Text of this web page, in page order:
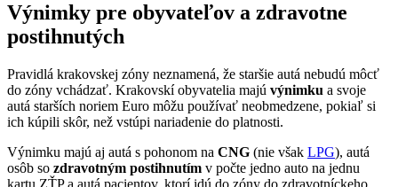
Výnimky pre obyvateľov a zdravotne
postihnutých
Pravidlá krakovskej zóny neznamená, že staršie autá nebudú môcť
do zóny vchádzať. Krakovskí obyvatelia majú výnimku a svoje
autá starších noriem Euro môžu používať neobmedzene, pokiaľ si
ich kúpili skôr, než vstúpi nariadenie do platnosti.
Výnimku majú aj autá s pohonom na CNG (nie však LPG), autá
osôb so zdravotným postihnutím v počte jedno auto na jednu
kartu ZŤP a autá pacientov, ktorí idú do zóny do zdravotníckeho